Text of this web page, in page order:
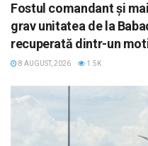
Fostul comandant și
grav unitatea de la
recuperată dintr-un
8 AUGUST, 2026 1.5K